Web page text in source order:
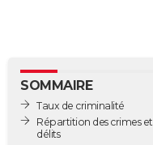
GUIDES D'ACHAT
BONS PLANS
SOMMAIRE
Taux de criminalité
Répartition des crimes et
délits